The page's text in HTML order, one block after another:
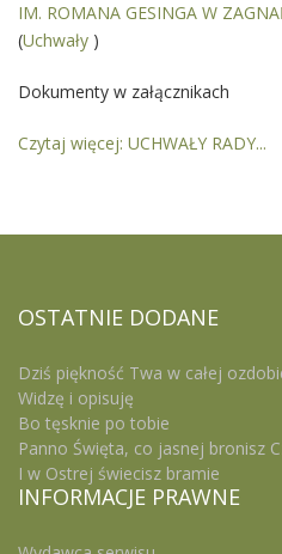
IM. ROMANA GESINGA W
(Uchwały )
Dokumenty w załącznikach
Czytaj więcej: UCHWAŁY RADY...
OSTATNIE DODANE
Dziś piękność Twa w całej
Widzę i opisuję
Bo tęsknie po tobie
Panno Święta, co jasnej bronisz
I w Ostrej świecisz bramie
INFORMACJE PRAWNE